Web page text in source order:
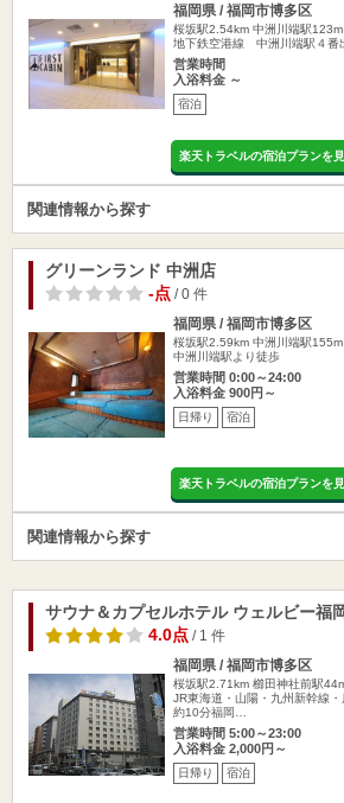
福岡県 / 福岡市博多区
桜坂駅2.54km 中洲川端駅123m
地下鉄空港線 中洲川端駅４番
営業時間
入浴料金 ～
宿泊
楽天トラベルの宿泊プランを
関連情報から探す
グリーンランド 中洲店
-点/ 0 件
福岡県 / 福岡市博多区
桜坂駅2.59km 中洲川端駅155m
中洲川端駅より徒歩
営業時間 0:00～24:00
入浴料金 900円～
日帰り 宿泊
楽天トラベルの宿泊プランを
関連情報から探す
サウナ＆カプセルホテル ウェルビー福
4.0点/ 1 件
福岡県 / 福岡市博多区
桜坂駅2.71km 櫛田神社前駅
JR東海道・山陽・九州新幹線
約10分福岡…
営業時間 5:00～23:00
入浴料金 2,000円～
日帰り 宿泊